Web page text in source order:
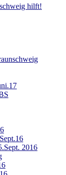
hilft!
2016